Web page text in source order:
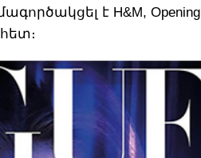
է H&M, Opening
հետ։